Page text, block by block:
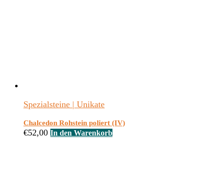
Spezialsteine | Unikate
Chalcedon Rohstein poliert (IV)
€52,00 In den Warenkorb